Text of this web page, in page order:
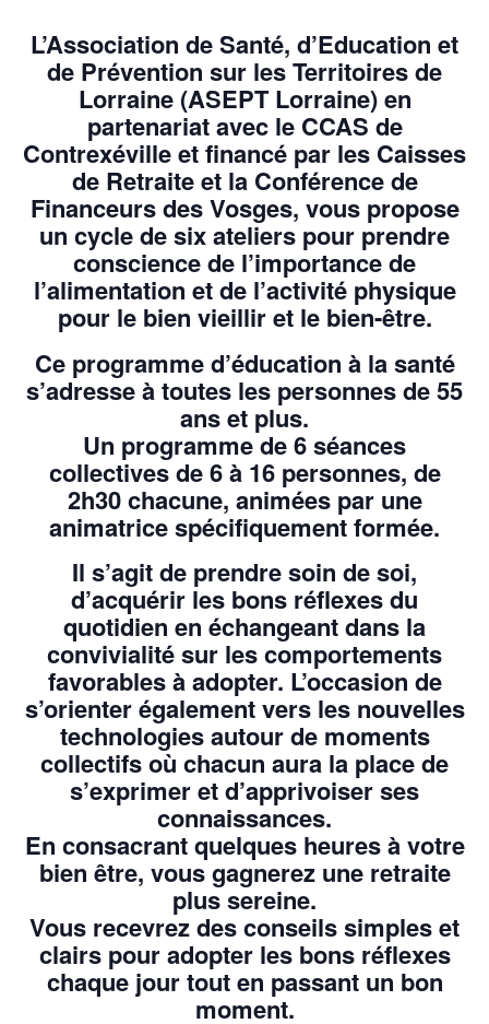
L’Association de Santé, d’Education et
de Prévention sur les Territoires de
Lorraine (ASEPT Lorraine) en
partenariat avec le CCAS de
Contrexéville et financé par les Caisses
de Retraite et la Conférence de
Financeurs des Vosges, vous propose
un cycle de six ateliers pour prendre
conscience de l’importance de
l’alimentation et de l’activité physique
pour le bien vieillir et le bien-être.
Ce programme d’éducation à la santé
s’adresse à toutes les personnes de 55
ans et plus.
Un programme de 6 séances
collectives de 6 à 16 personnes, de
2h30 chacune, animées par une
animatrice spécifiquement formée.
Il s’agit de prendre soin de soi,
d’acquérir les bons réflexes du
quotidien en échangeant dans la
convivialité sur les comportements
favorables à adopter. L’occasion de
s’orienter également vers les nouvelles
technologies autour de moments
collectifs où chacun aura la place de
s’exprimer et d’apprivoiser ses
connaissances.
En consacrant quelques heures à votre
bien être, vous gagnerez une retraite
plus sereine.
Vous recevrez des conseils simples et
clairs pour adopter les bons réflexes
chaque jour tout en passant un bon
moment.